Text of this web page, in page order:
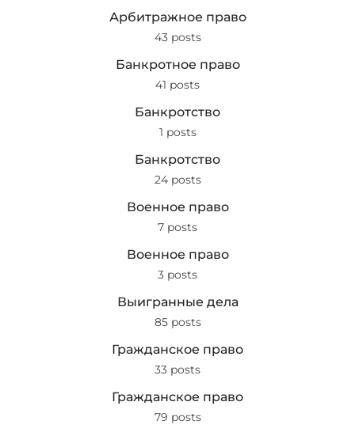
Арбитражное право
43 posts
Банкротное право
41 posts
Банкротство
1 posts
Банкротство
24 posts
Военное право
7 posts
Военное право
3 posts
Выигранные дела
85 posts
Гражданское право
33 posts
Гражданское право
79 posts